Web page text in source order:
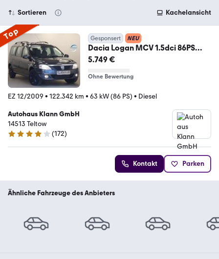
Sortieren Kachelansicht
Top Gesponsert NEU
Dacia Logan MCV 1.5dci 86PS
Laureate AHK HUneu 1Hand
5.749 €
Ohne Bewertung
EZ 12/2009 • 122.342 km • 63 kW (86 PS) • Diesel
Autohaus Klann GmbH
14513 Teltow
4 Sterne
(172)
Kontakt Parken
Ähnliche Fahrzeuge des Anbieters